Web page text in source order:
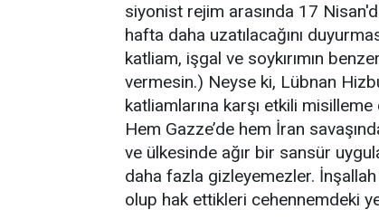
siyonist rejim arasında 17
hafta daha uzatılacağını
katliam, işgal ve soykırımın
vermesin.) Neyse ki, Lübnan
katliamlarına karşı etkili
Hem Gazze’de hem İran
ve ülkesinde ağır bir sansür
daha fazla gizleyemezler.
olup hak ettikleri cehennemdeki